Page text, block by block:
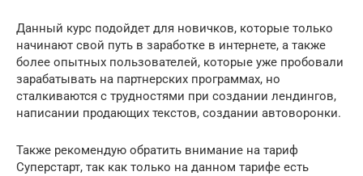
Данный курс подойдет для новичков, которые только
начинают свой путь в заработке в интернете, а также
более опытных пользователей, которые уже пробовали
зарабатывать на партнерских программах, но
сталкиваются с трудностями при создании лендингов,
написании продающих текстов, создании автоворонки.
Также рекомендую обратить внимание на тариф
Суперстарт, так как только на данном тарифе есть